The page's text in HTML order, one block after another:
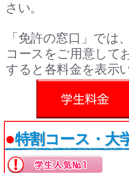
さい。
「免許の窓口」で
コースをご用意して
すると各料金を表示
●特割コース・大